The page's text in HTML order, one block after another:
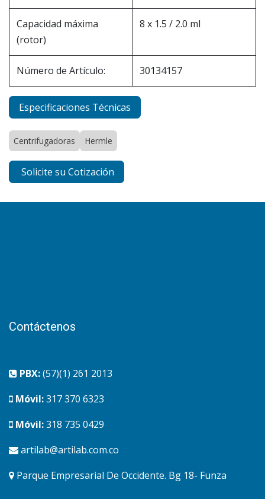
Capacidad máxima
(rotor)
8 x 1.5 / 2.0 ml
Número de Artículo: 30134157
Especificaciones Técnicas
Centrifugadoras Hermle
Solicite su Cotización
Contáctenos
PBX:(57)(1) 261 2013
Móvil:317 370 6323
Móvil:318 735 0429
artilab@artilab.com.co
Parque Empresarial De Occidente. Bg 18- Funza